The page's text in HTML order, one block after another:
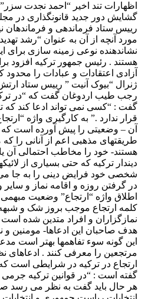
اظهارات تند اخیر “احمد نجدت
گشایش دور جدید قانونگذاری در
رییس ستاد فرماندهی و فرماندهان
مورد آنچه از آن به عنوان “رشد
نشاندهنده نوعی زمینه سازی برای
هستند . رئیس جمهور ترکیه افزود
آزادی اعتقادات و عبادات را
ژنرال “بیوک آنیت ” رییس ستاد
رجب طیب اردوغان گفت که “در
گفت : “کسی نمی تواند ادعا کند
قرار ندارد .” به کارگیری واژه
آن – وضعیتی را پیش آورده است که
طریقتهای مذهبی اعم از آنانی را
هستند- خود را مخاطب احتمالی آن
دیندار ترکیه که حتی بسیاری از
شخصی خود فرایض دینی را به جا می
در گرفتن روزه و اقامه نماز و
اطلاق واژه “ارتجاع” وضعیت مبهمی
کلمه ارتجاع موجب بروز شک و
نمازگزاران و افراد متدین شده
هدف صاحبان این ادعاها- مومنین و
این گونه سوء تفاهمها بهتر است
مرتجعین را معرفی کنند . ادعاهای
ارتجاع در ترکیه در شرایطی
گفته است : “در قوانین ترکیه جرمی
هر حال باید گفت به نظر می رسد